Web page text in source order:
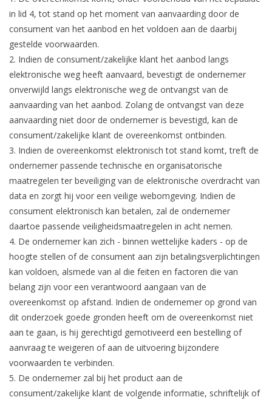
in lid 4, tot stand op het moment van aanvaarding door de
consument van het aanbod en het voldoen aan de daarbij
gestelde voorwaarden.
2. Indien de consument/zakelijke klant het aanbod langs
elektronische weg heeft aanvaard, bevestigt de ondernemer
onverwijld langs elektronische weg de ontvangst van de
aanvaarding van het aanbod. Zolang de ontvangst van deze
aanvaarding niet door de ondernemer is bevestigd, kan de
consument/zakelijke klant de overeenkomst ontbinden.
3. Indien de overeenkomst elektronisch tot stand komt, treft de
ondernemer passende technische en organisatorische
maatregelen ter beveiliging van de elektronische overdracht van
data en zorgt hij voor een veilige webomgeving. Indien de
consument elektronisch kan betalen, zal de ondernemer
daartoe passende veiligheidsmaatregelen in acht nemen.
4. De ondernemer kan zich - binnen wettelijke kaders - op de
hoogte stellen of de consument aan zijn betalingsverplichtingen
kan voldoen, alsmede van al die feiten en factoren die van
belang zijn voor een verantwoord aangaan van de
overeenkomst op afstand. Indien de ondernemer op grond van
dit onderzoek goede gronden heeft om de overeenkomst niet
aan te gaan, is hij gerechtigd gemotiveerd een bestelling of
aanvraag te weigeren of aan de uitvoering bijzondere
voorwaarden te verbinden.
5. De ondernemer zal bij het product aan de
consument/zakelijke klant de volgende informatie, schriftelijk of